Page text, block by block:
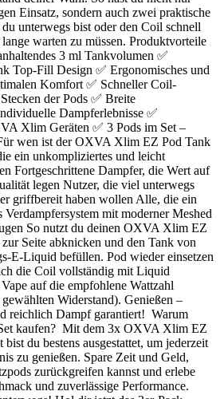
Einsatz, sondern auch zwei praktische
unterwegs bist oder den Coil schnell
warten zu müssen. Produktvorteile
3 ml Tankvolumen ✅
Top-Fill Design ✅ Ergonomisches und
Komfort ✅ Schneller Coil-
der Pods ✅ Breite
Dampferlebnisse ✅
Xlim Geräten ✅ 3 Pods im Set –
wen ist der OXVA Xlim EZ Pod Tank
ein unkompliziertes und leicht
Fortgeschrittene Dampfer, die Wert auf
legen Nutzer, die viel unterwegs
griffbereit haben wollen Alle, die ein
Verdampfersystem mit moderner Meshed
So nutzt du deinen OXVA Xlim EZ
Seite abknicken und den Tank von
E-Liquid befüllen. Pod wieder einsetzen
die Coil vollständig mit Liquid
auf die empfohlene Wattzahl
Widerstand). Genießen –
reichlich Dampf garantiert! Warum
kaufen? Mit dem 3x OXVA Xlim EZ
du bestens ausgestattet, um jederzeit
zu genießen. Spare Zeit und Geld,
zurückgreifen kannst und erlebe
und zuverlässige Performance.